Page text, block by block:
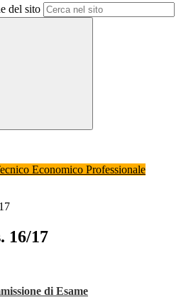
del sito
Economico Professionale
16/17
di Esame